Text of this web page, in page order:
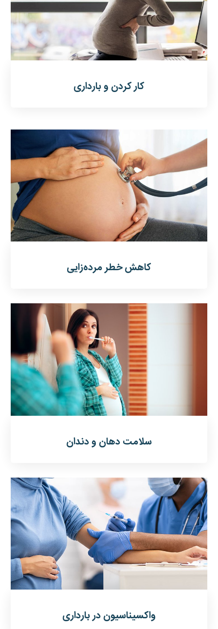
کار کردن و بارداری
کاهش خطر مرده‌زایی
سلامت دهان و دندان
واکسیناسیون در بارداری